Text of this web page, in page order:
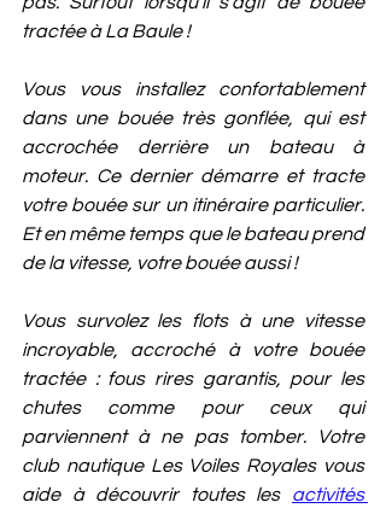
tractée à La Baule !
Vous vous installez confortablement
dans une bouée très gonflée, qui est
accrochée derrière un bateau à
moteur. Ce dernier démarre et tracte
votre bouée sur un itinéraire particulier.
Et en même temps que le bateau prend
de la vitesse, votre bouée aussi !
Vous survolez les flots à une vitesse
incroyable, accroché à votre bouée
tractée : fous rires garantis, pour les
chutes comme pour ceux qui
parviennent à ne pas tomber. Votre
club nautique Les Voiles Royales vous
aide à découvrir toutes les activités